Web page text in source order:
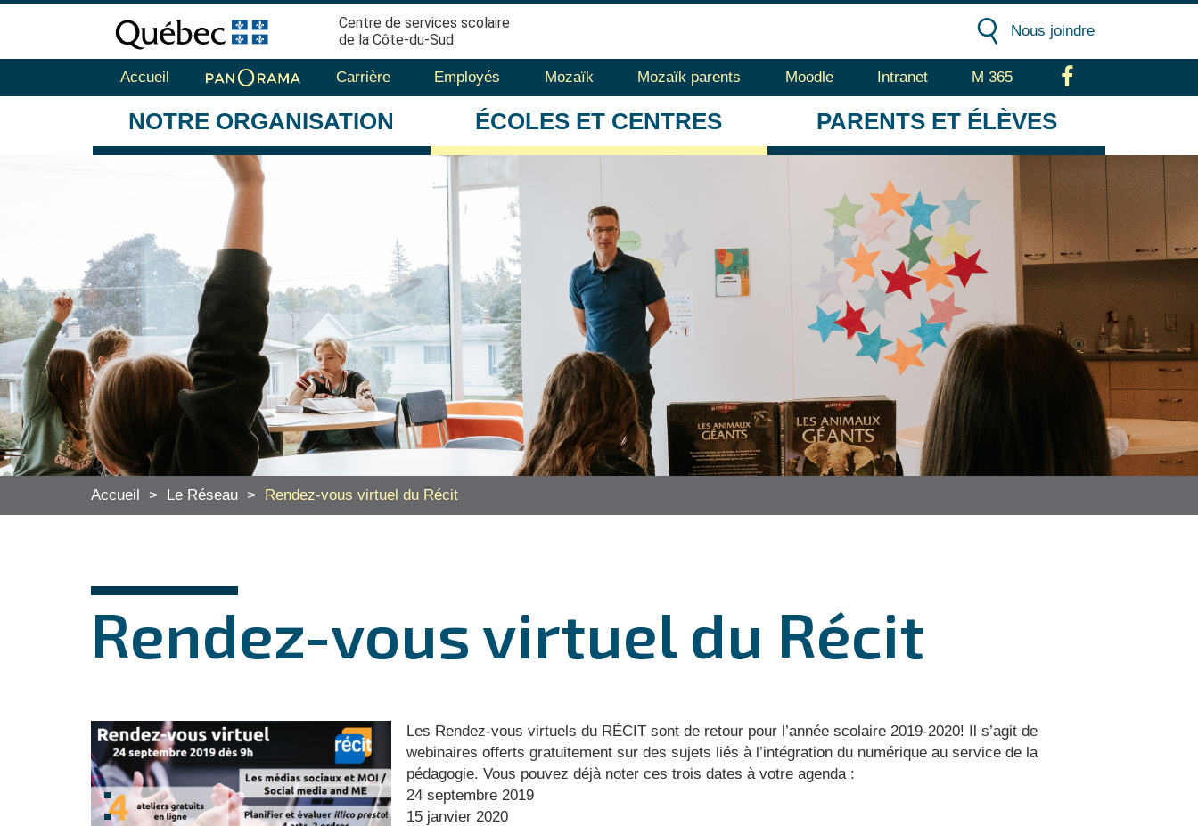
Centre de services scolaire
de la Côte-du-Sud
Nous joindre
Accueil Carrière Employés Mozaïk Mozaïk parents Moodle Intranet M 365
NOTRE ORGANISATION ÉCOLES ET CENTRES PARENTS ET ÉLÈVES
Accueil > Le Réseau > Rendez-vous virtuel du Récit
Rendez-vous virtuel du Récit
Les Rendez-vous virtuels du RÉCIT sont de retour pour l’année scolaire 2019-2020! Il s’agit de
webinaires offerts gratuitement sur des sujets liés à l’intégration du numérique au service de la
pédagogie. Vous pouvez déjà noter ces trois dates à votre agenda :
24 septembre 2019
15 janvier 2020